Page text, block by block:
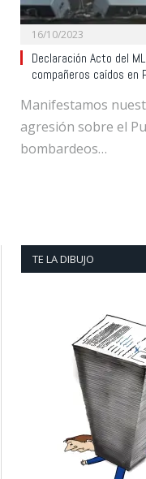
16/10/2023
Declaración Acto del
compañeros caídos
Manifestamos
agresión sobre el
bombardeos…
TE LA DIBUJO